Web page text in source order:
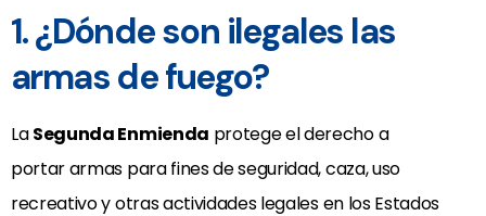
1. ¿Dónde son ilegales las
armas de fuego?
LaSegunda Enmienda protege el derecho a
portar armas para fines de seguridad, caza, uso
recreativo y otras actividades legales en los Estados